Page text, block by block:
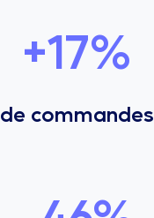
+17%
de commandes